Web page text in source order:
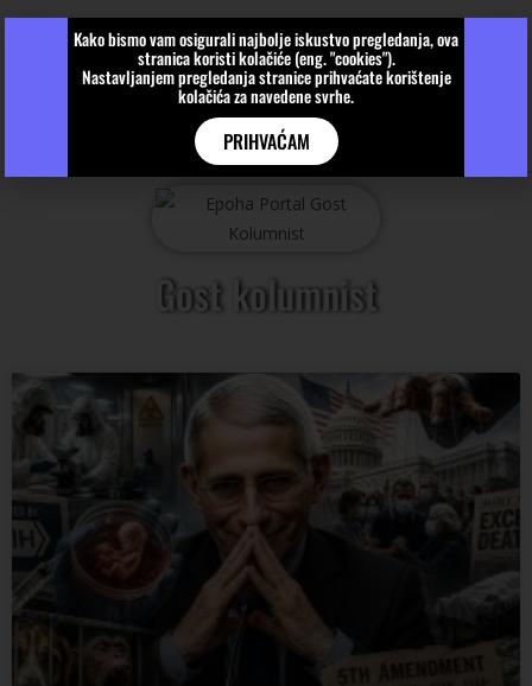
Gost kolumnist
Kako bismo vam osigurali najbolje iskustvo pregledanja, ova
stranica koristi kolačiće (eng. "cookies").
Nastavljanjem pregledanja stranice prihvaćate korištenje
kolačića za navedene svrhe.
PRIHVAĆAM